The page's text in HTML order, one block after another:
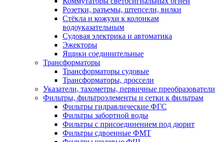
Розетки, разъемы, штепсели, вилки
Стёкла и кожухи к колонкам
водоуказательным
Судовая электрика и автоматика
Эжекторы
Ящики соединительные
Трансформаторы
Трансформаторы судовые
Трансформаторы, дроссели
Указатели, тахометры, первичные преобразователи
Фильтры, фильтроэлементы и сетки к фильтрам
Фильтры гидравлические ФГС
Фильтры забортной воды
Фильтры с присоединением под дюрит
Фильтры сдвоенные ФМТ